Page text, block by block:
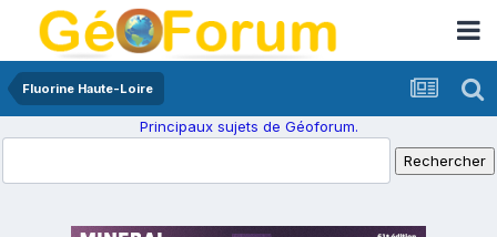
Fluorine Haute-Loire
Principaux sujets de Géoforum.